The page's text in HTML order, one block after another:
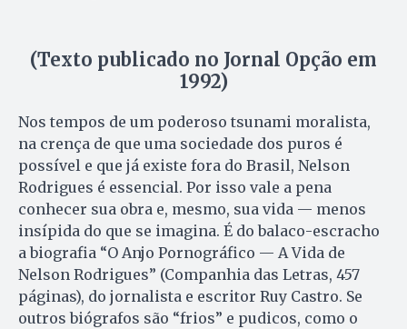
(Texto publicado no Jornal Opção em
1992)
Nos tempos de um poderoso tsunami moralista,
na crença de que uma sociedade dos puros é
possível e que já existe fora do Brasil, Nelson
Rodrigues é essencial. Por isso vale a pena
conhecer sua obra e, mesmo, sua vida — menos
insípida do que se imagina. É do balaco-escracho
a biografia “O Anjo Pornográfico — A Vida de
Nelson Rodrigues” (Companhia das Letras, 457
páginas), do jornalista e escritor Ruy Castro. Se
outros biógrafos são “frios” e pudicos, como o